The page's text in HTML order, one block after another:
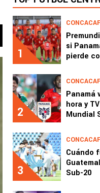
1
CONCACAF
si
pierde
2
CONCACAF
Panamá
hora y
Mundial
3
CONCACAF
Cuándo
Sub-20